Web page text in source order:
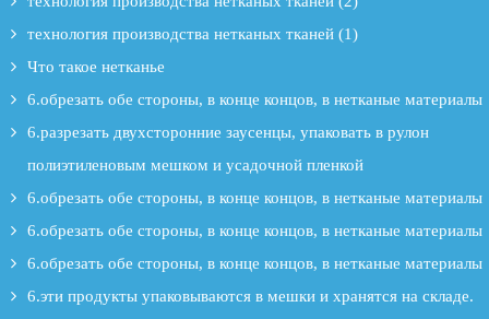
технология производства нетканых тканей (1)
Что такое нетканье
6.обрезать обе стороны, в конце концов, в нетканые материалы
6.разрезать двухсторонние заусенцы, упаковать в рулон
полиэтиленовым мешком и усадочной пленкой
6.обрезать обе стороны, в конце концов, в нетканые материалы
6.обрезать обе стороны, в конце концов, в нетканые материалы
6.обрезать обе стороны, в конце концов, в нетканые материалы
6.эти продукты упаковываются в мешки и хранятся на складе.